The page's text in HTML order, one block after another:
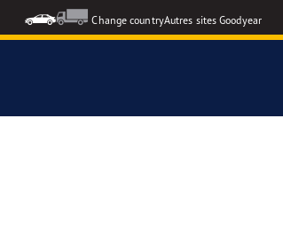
Change countryAutres sites Goodyear